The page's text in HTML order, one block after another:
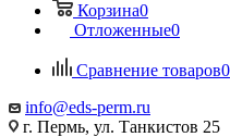
Корзина0
Отложенные0
Сравнение товаров0
info@eds-perm.ru
г. Пермь, ул. Танкистов 25